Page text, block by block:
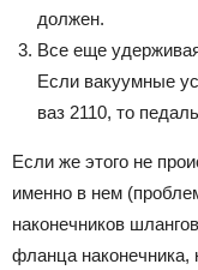
должен.
Все еще
Если вакуумные
ваз 2110, то
Если же этого не
именно в нем
наконечников
фланца наконечника,